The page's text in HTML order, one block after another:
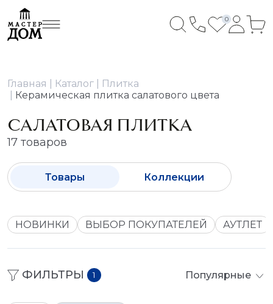
0
Главная Каталог
Плитка
Керамическая плитка салатового цвета
САЛАТОВАЯ ПЛИТКА
17 товаров
Товары Коллекции
НОВИНКИ ВЫБОР ПОКУПАТЕЛЕЙ АУТЛЕТ
ФИЛЬТРЫ 1 Популярные